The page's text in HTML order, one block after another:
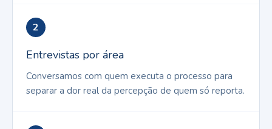
2
Entrevistas por área
Conversamos com quem executa o processo para
separar a dor real da percepção de quem só reporta.